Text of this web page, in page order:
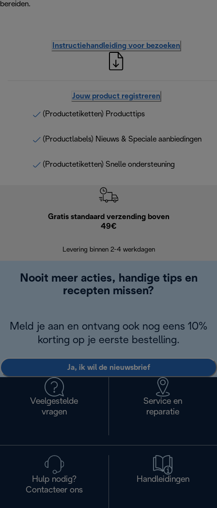
bereiden.
Instructiehandleiding voor bezoeken
Jouw product registreren
(Productetiketten) Producttips
(Productlabels) Nieuws & Speciale aanbiedingen
(Productetiketten) Snelle ondersteuning
Gratis standaard verzending boven
49€
Levering binnen 2-4 werkdagen
Nooit meer acties, handige tips en
recepten missen?
Meld je aan en ontvang ook nog eens 10%
korting op je eerste bestelling.
Ja, ik wil de nieuwsbrief
Veelgestelde
vragen
Service en
reparatie
Hulp nodig?
Contacteer ons
Handleidingen